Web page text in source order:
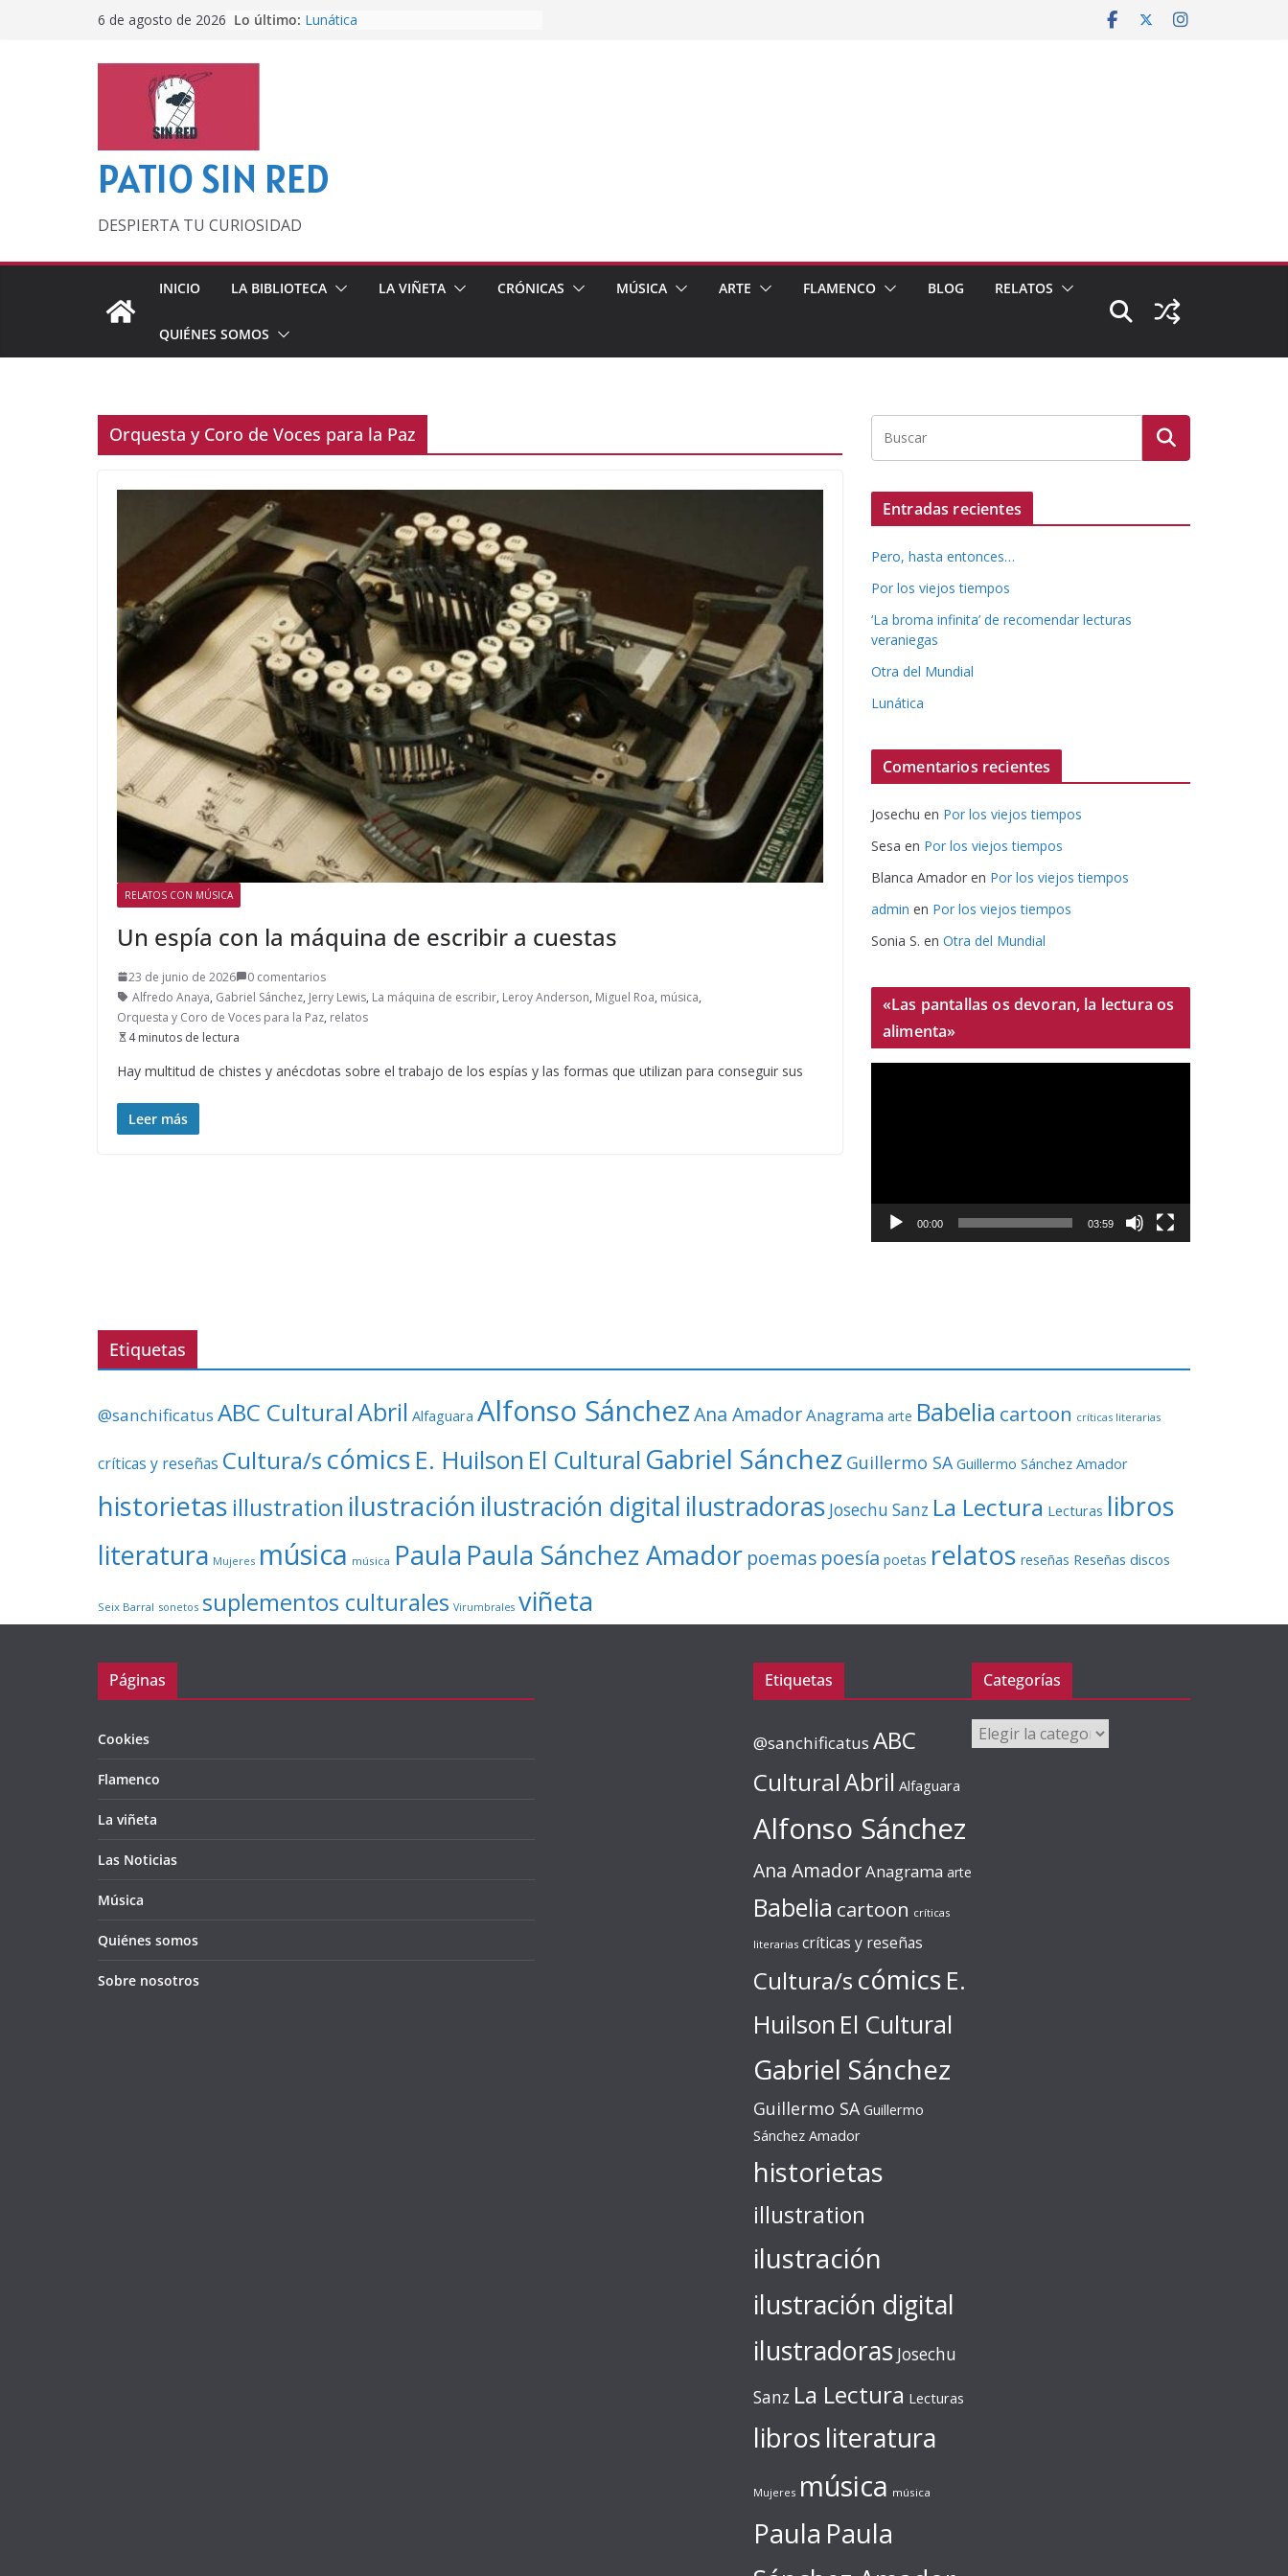
6 de agosto de 2026 Lo último: Lunática
PATIO SIN RED
DESPIERTA TU CURIOSIDAD
INICIO LA BIBLIOTECA LA VIÑETA CRÓNICAS MÚSICA ARTE FLAMENCO BLOG RELATOS
QUIÉNES SOMOS
Orquesta y Coro de Voces para la Paz
RELATOS CON MÚSICA
Un espía con la máquina de escribir a cuestas
23 de junio de 2026
0 comentarios
Alfredo Anaya, Gabriel Sánchez, Jerry Lewis, La máquina de escribir, Leroy Anderson, Miguel Roa, música,
Orquesta y Coro de Voces para la Paz, relatos
4 minutos de lectura
Hay multitud de chistes y anécdotas sobre el trabajo de los espías y las formas que utilizan para conseguir sus
Leer más
Entradas recientes
Pero, hasta entonces…
Por los viejos tiempos
‘La broma infinita’ de recomendar lecturas
veraniegas
Otra del Mundial
Lunática
Comentarios recientes
Josechu en Por los viejos tiempos
Sesa en Por los viejos tiempos
Blanca Amador en Por los viejos tiempos
admin en Por los viejos tiempos
Sonia S. en Otra del Mundial
«Las pantallas os devoran, la lectura os
alimenta»
c
í
e
00:00 03:59
Etiquetas
@sanchificatus ABC CulturalAbril Alfaguara Alfonso SánchezAna AmadorAnagrama arte Babelia cartoon críticas literarias
críticas y reseñas Cultura/s cómics E. Huilson El Cultural Gabriel Sánchez Guillermo SA Guillermo Sánchez Amador
historietas illustration ilustración ilustración digital ilustradoras Josechu Sanz La Lectura Lecturas libros
literatura Mujeres música música Paula Paula Sánchez Amador poemas poesía poetas relatos reseñas Reseñas discos
Seix Barral sonetos suplementos culturales Virumbrales viñeta
Páginas
Cookies
Flamenco
La viñeta
Las Noticias
Música
Quiénes somos
Sobre nosotros
Etiquetas
@sanchificatus ABC
CulturalAbril Alfaguara
Alfonso Sánchez
Ana AmadorAnagrama arte
Babelia cartoon críticas
literarias críticas y reseñas
Cultura/s cómics E.
Huilson El Cultural
Gabriel Sánchez
Guillermo SA Guillermo
Sánchez Amador
historietas
illustration
ilustración
ilustración digital
ilustradoras Josechu
Sanz La Lectura Lecturas
librosliteratura
Mujeres música música
Paula Paula
Categorías
Categorías